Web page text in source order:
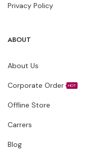
Privacy Policy
ABOUT
About Us
Corporate Order HOT
Offline Store
Carrers
Blog